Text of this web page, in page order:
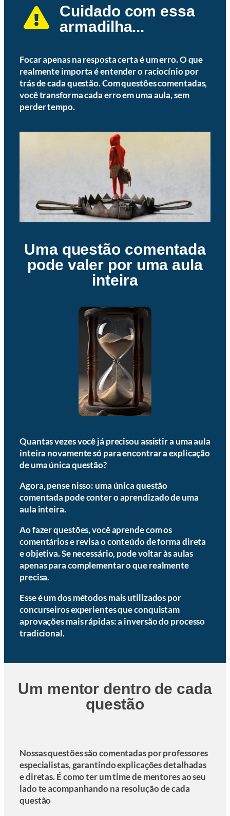
Cuidado com essa
armadilha...
Focar apenas na resposta certa é um erro. O que
realmente importa é entender o raciocínio por
trás de cada questão. Com questões comentadas,
você transforma cada erro em uma aula, sem
perder tempo.
Uma questão comentada
pode valer por uma aula
inteira
Quantas vezes você já precisou assistir a uma aula
inteira novamente só para encontrar a explicação
de uma única questão?
Agora, pense nisso: uma única questão
comentada pode conter o aprendizado de uma
aula inteira.
Ao fazer questões, você aprende com os
comentários e revisa o conteúdo de forma direta
e objetiva. Se necessário, pode voltar às aulas
apenas para complementar o que realmente
precisa.
Esse é um dos métodos mais utilizados por
concurseiros experientes que conquistam
aprovações mais rápidas: a inversão do processo
tradicional.
Um mentor dentro de cada
questão
Nossas questões são comentadas por professores
especialistas, garantindo explicações detalhadas
e diretas. É como ter um time de mentores ao seu
lado te acompanhando na resolução de cada
questão